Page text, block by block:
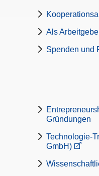
Als
Spenden und
Gründungen
Technologie-
GmbH)